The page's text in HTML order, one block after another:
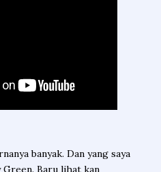
banyak. Dan yang saya
Baru lihat kan